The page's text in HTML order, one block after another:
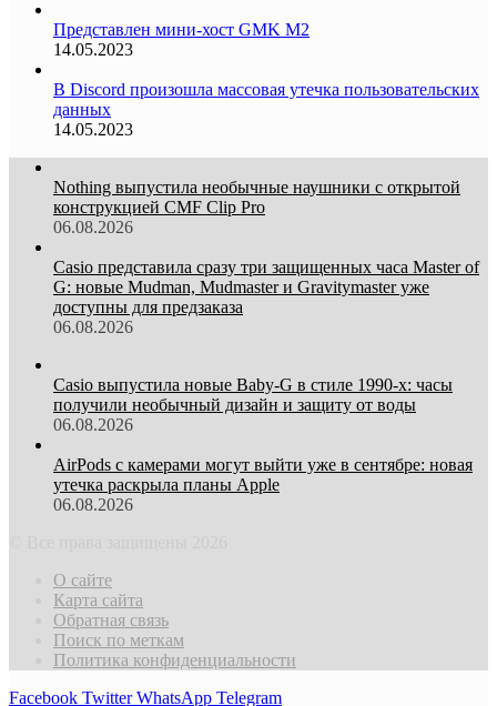
Представлен мини-хост GMK M2
14.05.2023
В Discord произошла массовая утечка пользовательских
данных
14.05.2023
Nothing выпустила необычные наушники с открытой
конструкцией CMF Clip Pro
06.08.2026
Casio представила сразу три защищенных часа Master of
G: новые Mudman, Mudmaster и Gravitymaster уже
доступны для предзаказа
06.08.2026
Casio выпустила новые Baby-G в стиле 1990-х: часы
получили необычный дизайн и защиту от воды
06.08.2026
AirPods с камерами могут выйти уже в сентябре: новая
утечка раскрыла планы Apple
06.08.2026
О сайте
Карта сайта
Обратная связь
Поиск по меткам
Политика конфиденциальности
Facebook Twitter WhatsApp Telegram